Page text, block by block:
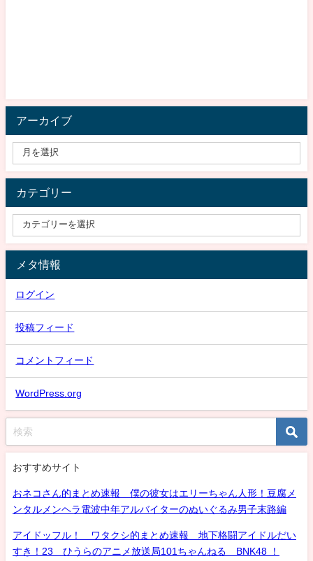
アーカイブ
カテゴリー
メタ情報
ログイン
投稿フィード
コメントフィード
WordPress.org
おすすめサイト
おネコさん的まとめ速報 僕の彼女はエリーちゃん人形！豆腐メ
ンタルメンヘラ電波中年アルバイターのぬいぐるみ男子末路編
アイドッフル！ ワタクシ的まとめ速報 地下格闘アイドルだい
すき！23 ひうらのアニメ放送局101ちゃんねる BNK48 ！